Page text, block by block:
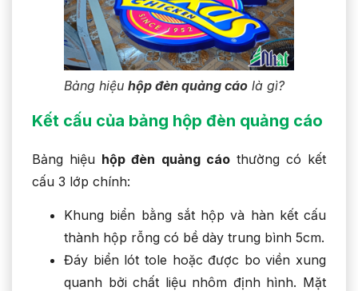
Bảng hiệu hộp đèn quảng cáo là gì?
Kết cấu của bảng hộp đèn quảng cáo
Bảng hiệu hộp đèn quảng cáothường có kết
cấu 3 lớp chính:
Khung biển bằng sắt hộp và hàn kết cấu
thành hộp rỗng có bề dày trung bình 5cm.
Đáy biển lót tole hoặc được bo viền xung
quanh bởi chất liệu nhôm định hình. Mặt